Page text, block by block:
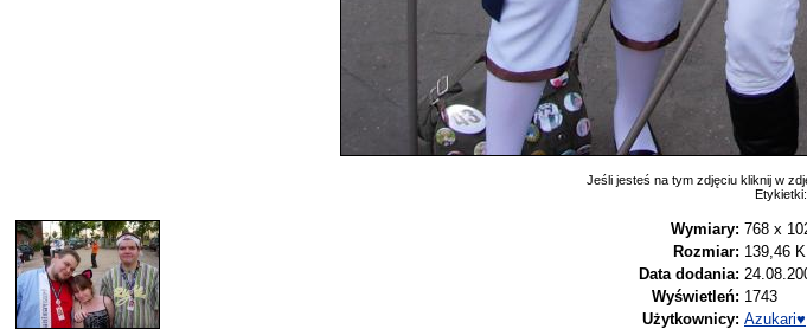
Jeśli jesteś na tym zdjęciu kliknij w
Etykietki:
Wymiary: 768 x
Rozmiar: 139,46
Data dodania:
Wyświetleń: 1743
Użytkownicy: Azukari♥